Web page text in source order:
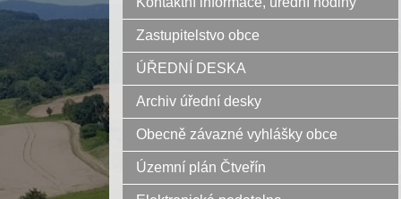
Zastupitelstvo obce
ÚŘEDNÍ DESKA
Archiv úřední desky
Obecně závazné vyhlášky obce
Územní plán Čtveřín